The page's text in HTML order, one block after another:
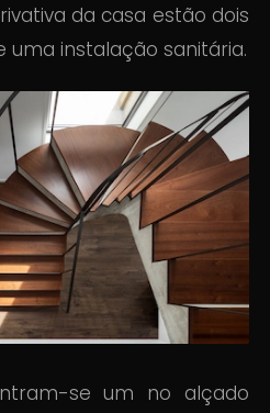
da casa estão dois
uma instalação sanitária.
se um no alçado